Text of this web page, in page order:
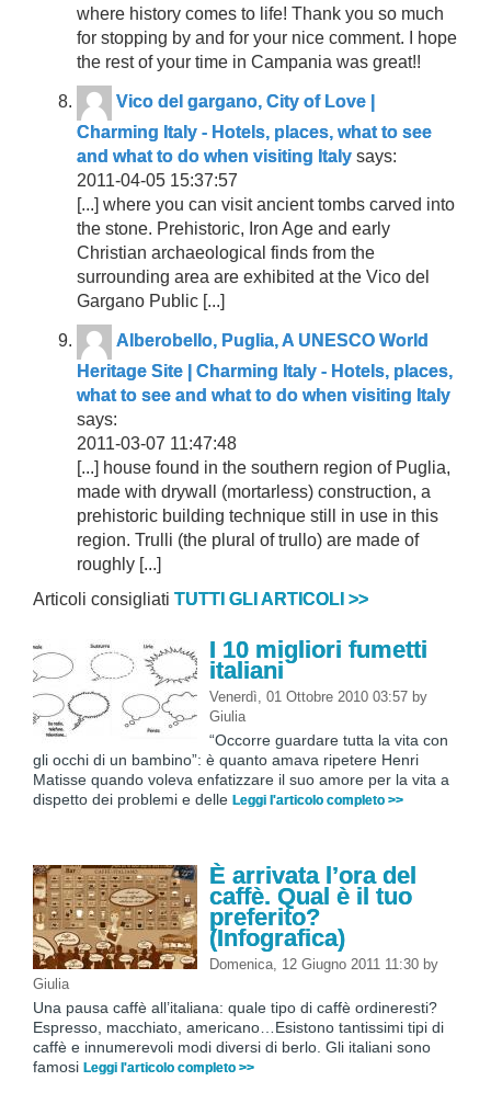
where history comes to life! Thank you so much
for stopping by and for your nice comment. I hope
the rest of your time in Campania was great!!
Vico del gargano, City of Love |
Charming Italy - Hotels, places, what to see
and what to do when visiting Italy says:
2011-04-05 15:37:57
[...] where you can visit ancient tombs carved into
the stone. Prehistoric, Iron Age and early
Christian archaeological finds from the
surrounding area are exhibited at the Vico del
Gargano Public [...]
Alberobello, Puglia, A UNESCO World
Heritage Site | Charming Italy - Hotels, places,
what to see and what to do when visiting Italy
says:
2011-03-07 11:47:48
[...] house found in the southern region of Puglia,
made with drywall (mortarless) construction, a
prehistoric building technique still in use in this
region. Trulli (the plural of trullo) are made of
roughly [...]
Articoli consigliati TUTTI GLI ARTICOLI >>
I 10 migliori fumetti
italiani
Venerdì, 01 Ottobre 2010 03:57 by
Giulia
“Occorre guardare tutta la vita con
gli occhi di un bambino”: è quanto amava ripetere Henri
Matisse quando voleva enfatizzare il suo amore per la vita a
dispetto dei problemi e delle Leggi l'articolo completo >>
È arrivata l’ora del
caffè. Qual è il tuo
preferito?
(Infografica)
Domenica, 12 Giugno 2011 11:30 by
Giulia
Una pausa caffè all’italiana: quale tipo di caffè ordineresti?
Espresso, macchiato, americano…Esistono tantissimi tipi di
caffè e innumerevoli modi diversi di berlo. Gli italiani sono
famosi Leggi l'articolo completo >>